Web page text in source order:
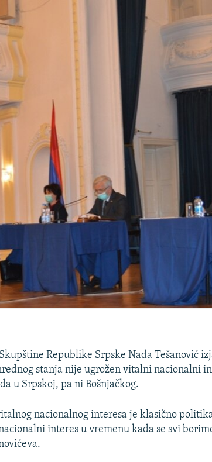
Republike Srpske Nada Tešanović
stanja nije ugrožen vitalni nacionalni
u Srpskoj, pa ni Bošnjačkog.
nacionalnog interesa je klasično
interes u vremenu kada se svi